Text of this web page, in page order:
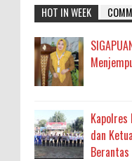
HOT IN WEEK
Kapolres
dan